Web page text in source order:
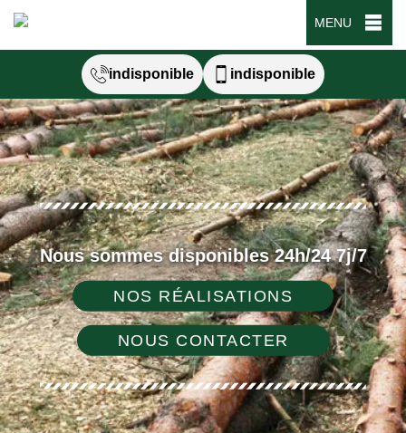
MENU
indisponible indisponible
Nous sommes disponibles 24h/24 7j/7
NOS RÉALISATIONS
NOUS CONTACTER